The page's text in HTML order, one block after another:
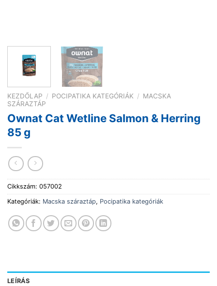
KEZDŐLAP / POCIPATIKA KATEGÓRIÁK / MACSKA
SZÁRAZTÁP
Ownat Cat Wetline Salmon & Herring
85 g
Cikkszám: 057002
Kategóriák: Macska száraztáp, Pocipatika kategóriák
LEÍRÁS